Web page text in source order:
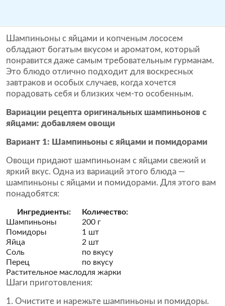
Шампиньоны с яйцами и копченым лососем
обладают богатым вкусом и ароматом, который
понравится даже самым требовательным гурманам.
Это блюдо отлично подходит для воскресных
завтраков и особых случаев, когда хочется
порадовать себя и близких чем-то особенным.
Вариации рецепта оригинальных шампиньонов с
яйцами: добавляем овощи
Вариант 1: Шампиньоны с яйцами и помидорами
Овощи придают шампиньонам с яйцами свежий и
яркий вкус. Одна из вариаций этого блюда —
шампиньоны с яйцами и помидорами. Для этого вам
понадобятся:
Ингредиенты:
Количество:
Шампиньоны
200 г
Помидоры
1 шт
Яйца
2 шт
Соль
по вкусу
Перец
по вкусу
Растительное маслодля жарки
Шаги приготовления:
Очистите и нарежьте шампиньоны и помидоры.